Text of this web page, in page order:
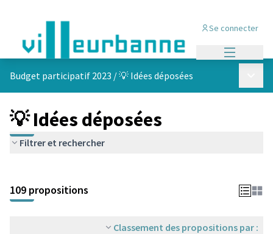
Se connecter
Budget participatif 2023 /💡 Idées déposées
💡 Idées déposées
Filtrer et rechercher
+
−
109 propositions
Classement des propositions par :